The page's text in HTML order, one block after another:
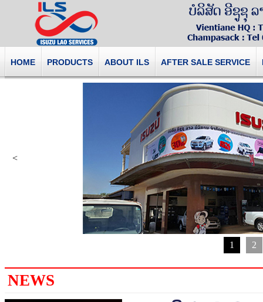
HOME PRODUCTS ABOUT ILS AFTER SALE SERVICE
<
1 2
NEWS